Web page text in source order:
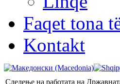
Faqet tona
Kontakt
Следење на работата на